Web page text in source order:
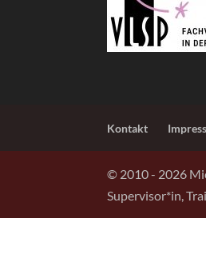
Kontakt
© 2010 - 2026
Supervisor*in,